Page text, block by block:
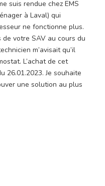
suis rendue chez EMS
à Laval) qui
ne fonctionne plus.
de votre SAV au cours du
m’avisait qu’il
L’achat de cet
26.01.2023. Je souhaite
une solution au plus